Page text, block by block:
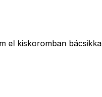
el kiskoromban